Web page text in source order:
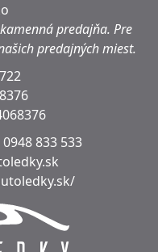
predajňa. Pre
predajných miest.
0948 833 533